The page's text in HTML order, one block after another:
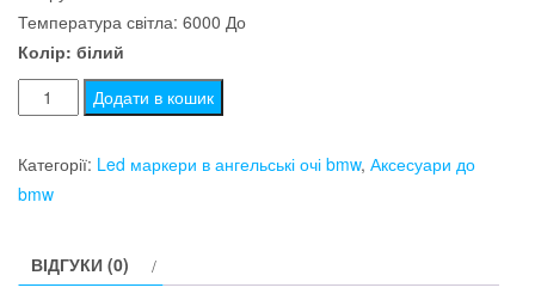
Температура світла: 6000 До
Колір: білий
Led
маркер
E70
Додати в кошик
Категорії: Led маркери в ангельські очі bmw, Аксесуари до
bmw
ВІДГУКИ (0)